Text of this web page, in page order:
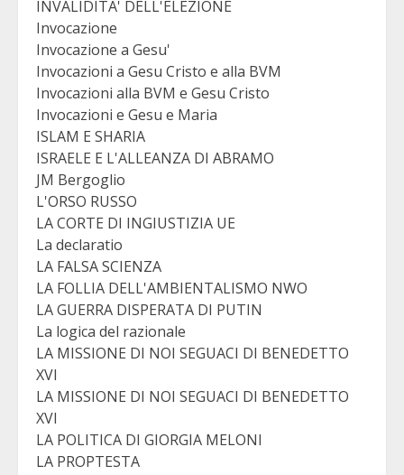
INVALIDITA' DELL'ELEZIONE
Invocazione
Invocazione a Gesu'
Invocazioni a Gesu Cristo e alla BVM
Invocazioni alla BVM e Gesu Cristo
Invocazioni e Gesu e Maria
ISLAM E SHARIA
ISRAELE E L'ALLEANZA DI ABRAMO
JM Bergoglio
L'ORSO RUSSO
LA CORTE DI INGIUSTIZIA UE
La declaratio
LA FALSA SCIENZA
LA FOLLIA DELL'AMBIENTALISMO NWO
LA GUERRA DISPERATA DI PUTIN
La logica del razionale
LA MISSIONE DI NOI SEGUACI DI BENEDETTO
XVI
LA MISSIONE DI NOI SEGUACI DI BENEDETTO
XVI
LA POLITICA DI GIORGIA MELONI
LA PROPTESTA